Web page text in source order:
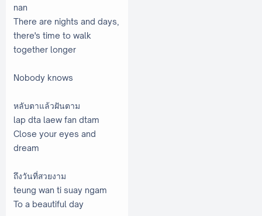
nan
There are nights and days,
there's time to walk
together longer
Nobody knows
หลับตาแล้วฝันตาม
lap dta laew fan dtam
Close your eyes and
dream
ถึงวันที่สวยงาม
teung wan ti suay ngam
To a beautiful day